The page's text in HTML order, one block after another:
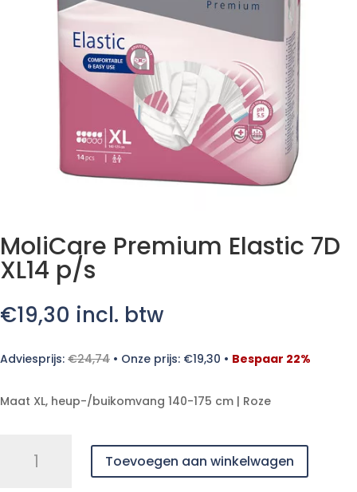
MoliCare Premium Elastic 7D
XL14 p/s
€19,30 incl. btw
Adviesprijs: €24,74 • Onze prijs: €19,30 • Bespaar 22%
Maat XL, heup-/buikomvang 140-175 cm | Roze
Premium
Toevoegen aan winkelwagen